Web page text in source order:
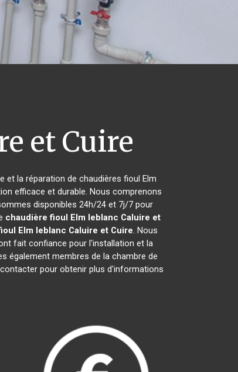
et Cuire
et la réparation de chaudières fioul Elm
efficace et durable. Nous comprenons
disponibles 24h/24 et 7j/7 pour
chaudière fioul Elm leblanc Caluire et
Elm leblanc Caluire et Cuire. Nous
fait confiance pour l'installation et la
également membres de la chambre de
pour obtenir plus d'informations